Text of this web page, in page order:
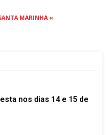
MARINHA «
nos dias 14 e 15 de